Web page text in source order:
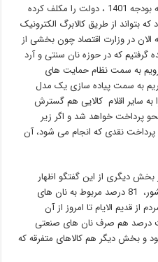
خاندوزی در ادامه گفت: با توجه به اینکه بودجه 1401 ، دولت را مکلف کرده
بتواند از طریق کالابرگ الکترونیک
الان در وزارت اقتصاد چون بخشی از
گرفتیم که در حوزه نان سنتی و آرد
به سمت نظام حمایت های
به سمت پیاده سازی یک مدل
به سایر اقلام کالایی هم گسترش
پرداخت خواهد شد و اگر زیر
نقدی که انجام می شود، آن
دیگری از این گفتگو اظهار
داشت: از مجموع مصرف گندم و آرد کشور، 81 درصد مربوط به نان های
قدیم الایام تا امروز از آن
درصد هم صرف نان های صنعتی
و بخش دیگر هم کالاهای متفرقه که